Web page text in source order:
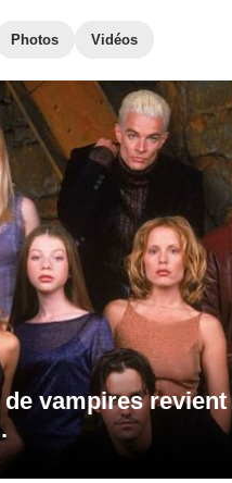
Photos Vidéos
vampires